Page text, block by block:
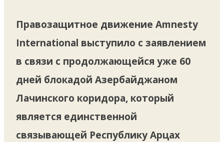
Правозащитное движение Amnesty
International выступило с заявлением
в связи с продолжающейся уже 60
дней блокадой Азербайджаном
Лачинского коридора, который
является единственной
связывающей Республику Арцах